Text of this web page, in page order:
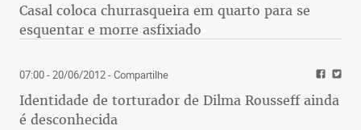
Casal coloca churrasqueira em quarto para se
esquentar e morre asfixiado
07:00 - 20/06/2012- Compartilhe
Identidade de torturador de Dilma Rousseff ainda
é desconhecida